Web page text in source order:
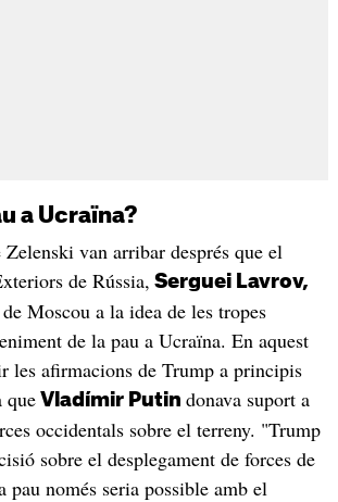
a Ucraïna?
van arribar després que el
de Rússia, Serguei Lavrov,
Moscou a la idea de les tropes
de la pau a Ucraïna. En aquest
les afirmacions de Trump a principis
queVladímir Putin donava suport a
occidentals sobre el terreny. "Trump
sobre el desplegament de forces de
pau només seria possible amb el